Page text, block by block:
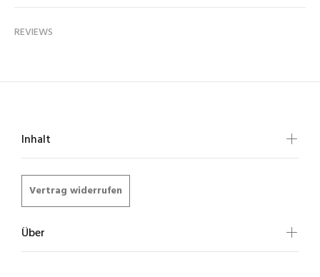
REVIEWS
Inhalt
Vertrag widerrufen
Über